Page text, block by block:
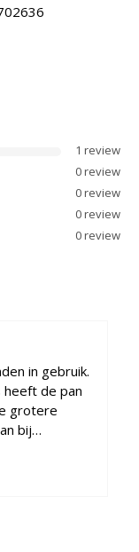
1 review
0review
0review
0review
0review
in gebruik.
heeft de pan
grotere
bij
is een fijne
Bij alle